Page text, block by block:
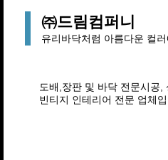
㈜드림컴퍼니
유리바닥처럼 아름다운 컬
도배,장판 및 바닥 전문시공
빈티지 인테리어 전문 업체입